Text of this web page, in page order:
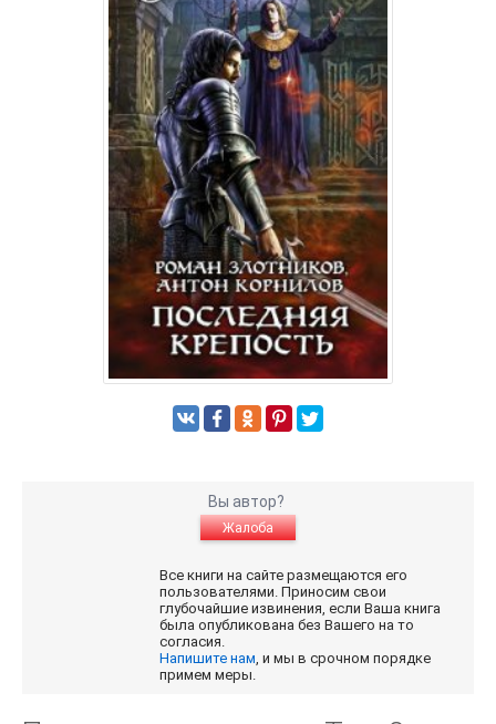
Вы автор?
Жалоба
Все книги на сайте размещаются его
пользователями. Приносим свои
глубочайшие извинения, если Ваша книга
была опубликована без Вашего на то
согласия.
Напишите нам, и мы в срочном порядке
примем меры.